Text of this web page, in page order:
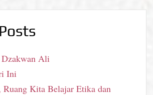
Ali
Ini
Ruang Kita Belajar Etika dan